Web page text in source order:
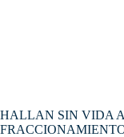
HALLAN SIN VIDA